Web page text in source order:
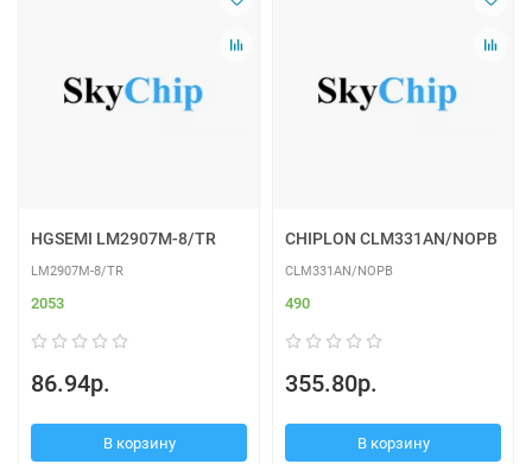
HGSEMI LM2907M-8/TR
LM2907M-8/TR
2053
86.94р.
В корзину
CHIPLON CLM331AN/NOPB
CLM331AN/NOPB
490
355.80р.
В корзину